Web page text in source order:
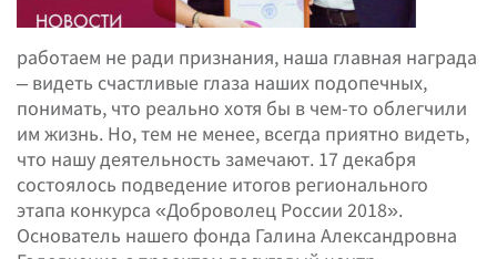
работаем не ради признания, наша главная награда
– видеть счастливые глаза наших подопечных,
понимать, что реально хотя бы в чем-то облегчили
им жизнь. Но, тем не менее, всегда приятно видеть,
что нашу деятельность замечают. 17 декабря
состоялось подведение итогов регионального
этапа конкурса «Доброволец России 2018».
Основатель нашего фонда Галина Александровна